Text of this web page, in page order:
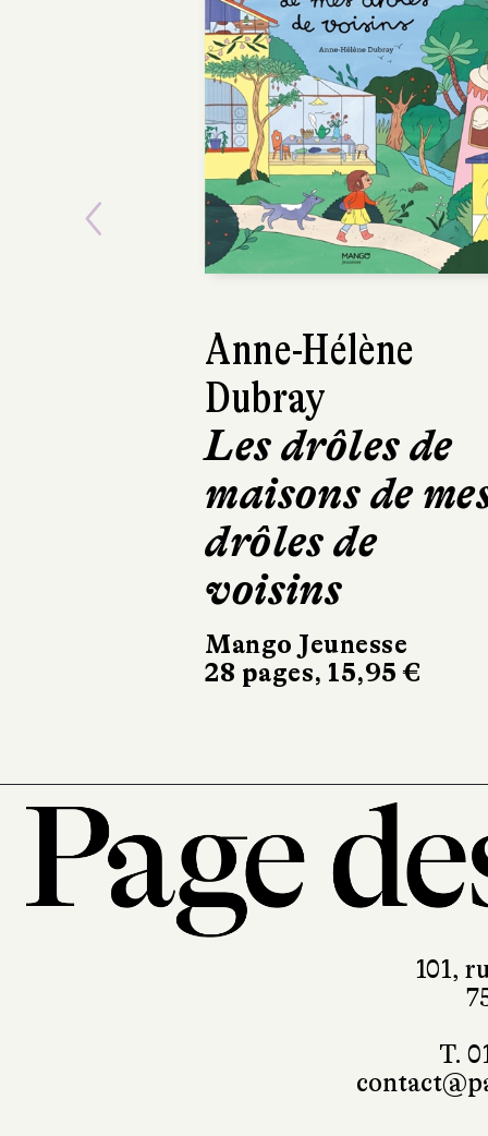
Sophie Astrabie
Suzanne,
Brune, Romie
The Apple Pie
Flammarion Jeunesse
32 pages, 14,50 €
Previous
101,
T.
RGPD Foire